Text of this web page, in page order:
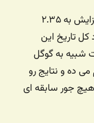
در هفته اخیر، آمار بازدید کننده‌ها با ۲۵٪ افزایش به ۲.۳۵
کل تاریخ این
شبیه به گوگل
ده و نتایج رو
جور سابقه ای